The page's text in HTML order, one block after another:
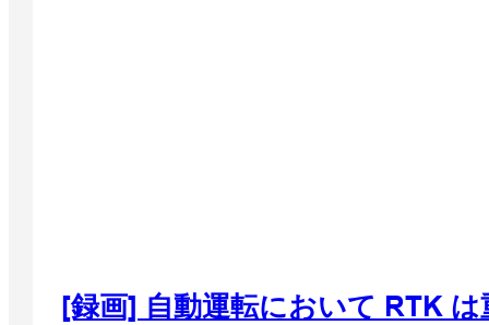
[録画] 自動運転において RTK